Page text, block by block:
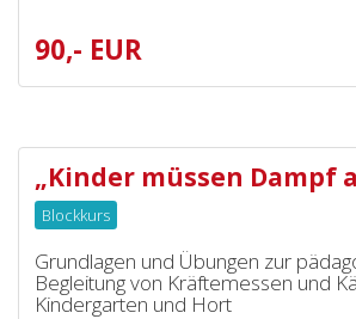
90,- EUR
„Kinder müssen Dampf
Blockkurs
Grundlagen und Übungen zur
Begleitung von Kräftemessen und
Kindergarten und Hort